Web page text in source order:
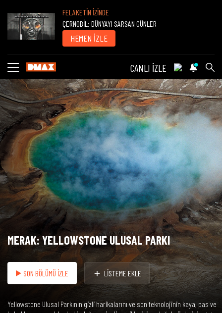
FELAKETİN İZİNDE
ÇERNOBİL: DÜNYAYI SARSAN GÜNLER
HEMEN İZLE
CANLI İZLE
MERAK: YELLOWSTONE ULUSAL PARKI
SON BÖLÜMÜ İZLE LİSTEME EKLE
Yellowstone Ulusal Parkının gizli harikalarını ve son teknolojinin kaya, pas ve